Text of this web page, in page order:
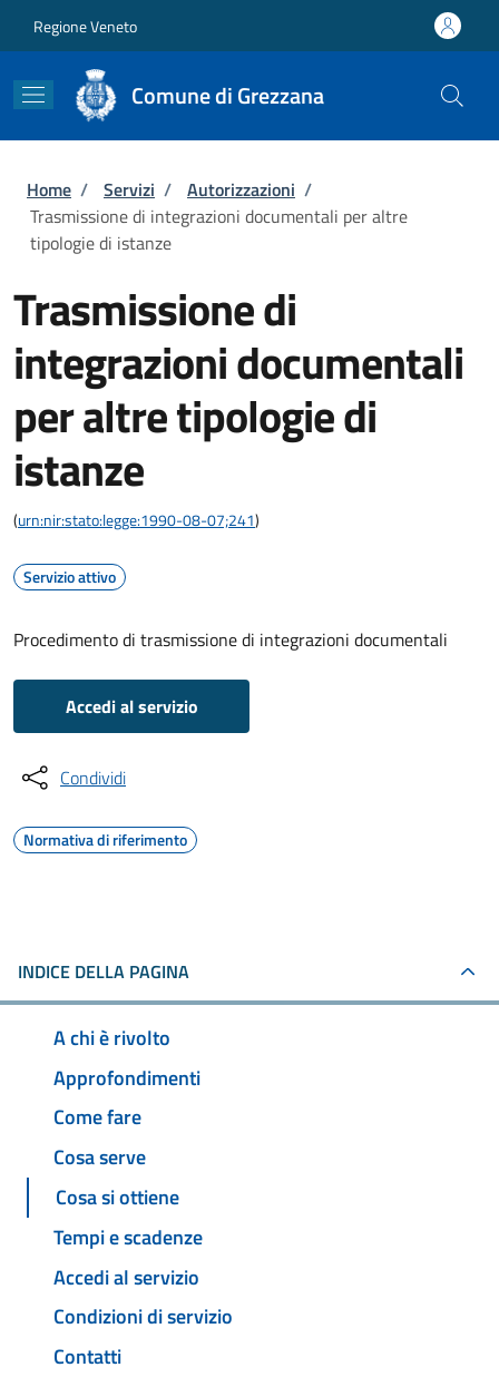
Regione Veneto
Comune di Grezzana
Briciole di pane
Home / Servizi / Autorizzazioni /
Trasmissione di integrazioni documentali per altre
tipologie di istanze
Trasmissione di
integrazioni documentali
per altre tipologie di
istanze
(urn:nir:stato:legge:1990-08-07;241)
Servizio attivo
Procedimento di trasmissione di integrazioni documentali
Accedi al servizio
Condividi
Normativa di riferimento
INDICE DELLA PAGINA
A chi è rivolto
Approfondimenti
Come fare
Cosa serve
Cosa si ottiene
Tempi e scadenze
Accedi al servizio
Condizioni di servizio
Contatti